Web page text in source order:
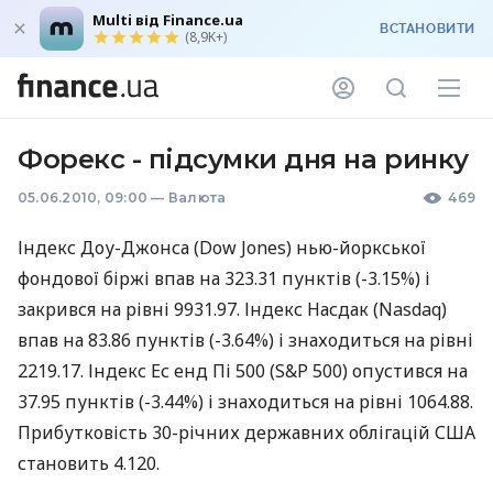
Multi від Finance.ua
(8,9K+) ВСТАНОВИТИ
Форекс - підсумки дня на ринку
05.06.2010, 09:00 — Валюта 469
Індекс Доу-Джонса (Dow Jones) нью-йоркської
фондової біржі впав на 323.31 пунктів (-3.15%) і
закрився на рівні 9931.97. Індекс Насдак (Nasdaq)
впав на 83.86 пунктів (-3.64%) і знаходиться на рівні
2219.17. Індекс Ес енд Пі 500 (S&P 500) опустився на
37.95 пунктів (-3.44%) і знаходиться на рівні 1064.88.
Прибутковість 30-річних державних облігацій США
становить 4.120.